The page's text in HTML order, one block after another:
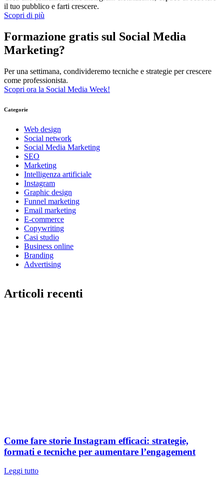
il tuo pubblico e farti crescere.
Scopri di più
Formazione gratis sul Social Media
Marketing?
Per una settimana, condivideremo tecniche e strategie per crescere
come professionista.
Scopri ora la Social Media Week!
Categorie
Web design
Social network
Social Media Marketing
SEO
Marketing
Intelligenza artificiale
Instagram
Graphic design
Funnel marketing
Email marketing
E-commerce
Copywriting
Casi studio
Business online
Branding
Advertising
Articoli recenti
Come fare storie Instagram efficaci: strategie,
formati e tecniche per aumentare l’engagement
Leggi tutto